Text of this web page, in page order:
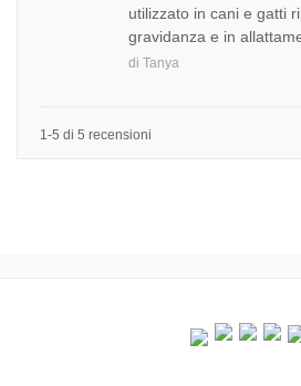
utilizzato in cani e gatti
gravidanza e in
di Tanya
1-5 di 5 recensioni